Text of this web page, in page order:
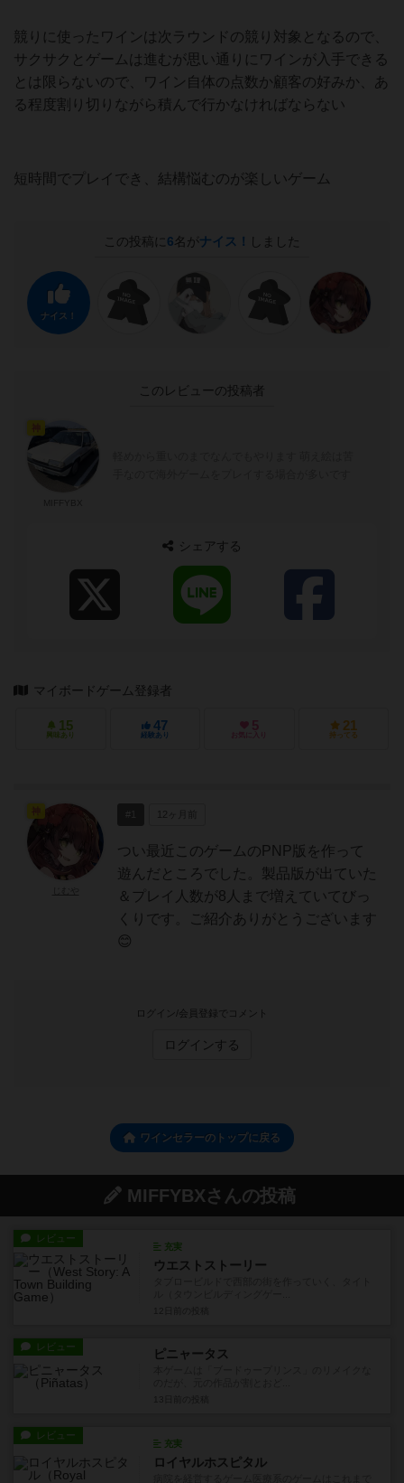
競りに使ったワインは次ラウンドの競り対象となるので、
サクサクとゲームは進むが思い通りにワインが入手できる
とは限らないので、ワイン自体の点数か顧客の好みか、あ
る程度割り切りながら積んで行かなければならない
短時間でプレイでき、結構悩むのが楽しいゲーム
この投稿に 6名がナイス！ しました
ナイス！
このレビューの投稿者
シェアする
マイボードゲーム登録者
15
興味あり
47
経験あり
5
お気に入り
21
持ってる
つい最近このゲームのPNP版を作って
遊んだところでした。製品版が出ていた
＆プレイ人数が8人まで増えていてびっ
くりです。ご紹介ありがとうございます
😊
ログイン/会員登録でコメント
ログインする
ワインセラーのトップに戻る
MIFFYBXさんの投稿
レビュー
充実
ウエストストーリー
レビュー ピニャータス
レビュー
充実
ロイヤルホスピタル